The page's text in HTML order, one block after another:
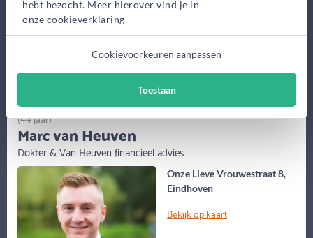
hebt bezocht. Meer hierover vind je in
onze cookieverklaring.
Cookievoorkeuren aanpassen
Toestaan
Maak gratis afspraak
Meer informatie
Onze Lieve Vrouwestraat 8,
Eindhoven
Bekijk op kaart
(44 jaar)
Marc van Heuven
Dokter & Van Heuven financieel advies